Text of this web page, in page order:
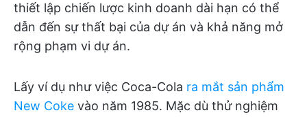
thiết lập chiến lược kinh doanh dài hạn có thể
dẫn đến sự thất bại của dự án và khả năng mở
rộng phạm vi dự án.
Lấy ví dụ như việc Coca-Cola ra mắt sản phẩm
New Coke vào năm 1985. Mặc dù thử nghiệm